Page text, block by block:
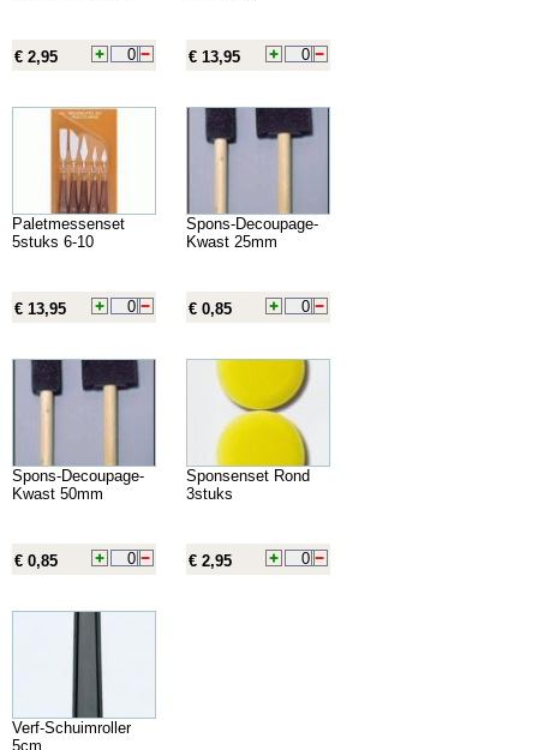
€ 2,95 € 13,95
Paletmessenset
5stuks 6-10
€ 13,95
Spons-Decoupage-
Kwast 25mm
€ 0,85
Spons-Decoupage-
Kwast 50mm
€ 0,85
Sponsenset Rond
3stuks
€ 2,95
Verf-Schuimroller
5cm